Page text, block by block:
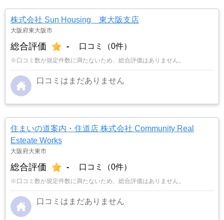
株式会社 Sun Housing 東大阪支店
大阪府東大阪市
総合評価 - 口コミ（0件）
※口コミ数が規定件数に満たないため、総合評価はありません。
口コミはまだありません
住まいの道案内・住道店 株式会社 Community Real
Esteate Works
大阪府大東市
総合評価 - 口コミ（0件）
※口コミ数が規定件数に満たないため、総合評価はありません。
口コミはまだありません